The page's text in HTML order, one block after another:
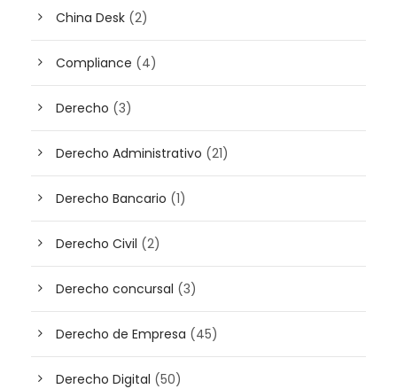
China Desk (2)
Compliance (4)
Derecho (3)
Derecho Administrativo (21)
Derecho Bancario (1)
Derecho Civil (2)
Derecho concursal (3)
Derecho de Empresa (45)
Derecho Digital (50)